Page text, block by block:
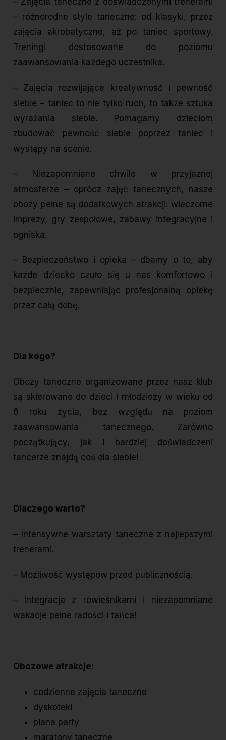
– różnorodne style taneczne: od klasyki, przez
zajęcia akrobatyczne, aż po taniec sportowy.
Treningi dostosowane do poziomu
zaawansowania każdego uczestnika.
– Zajęcia rozwijające kreatywność i pewność
siebie – taniec to nie tylko ruch, to także sztuka
wyrażania siebie. Pomagamy dzieciom
zbudować pewność siebie poprzez taniec i
występy na scenie.
– Niezapomniane chwile w przyjaznej
atmosferze – oprócz zajęć tanecznych, nasze
obozy pełne są dodatkowych atrakcji: wieczorne
imprezy, gry zespołowe, zabawy integracyjne i
ogniska.
– Bezpieczeństwo i opieka – dbamy o to, aby
każde dziecko czuło się u nas komfortowo i
bezpiecznie, zapewniając profesjonalną opiekę
przez całą dobę.
Dla kogo?
Obozy taneczne organizowane przez nasz klub
są skierowane do dzieci i młodzieży w wieku od
6 roku życia, bez względu na poziom
zaawansowania tanecznego. Zarówno
początkujący, jak i bardziej doświadczeni
tancerze znajdą coś dla siebie!
Dlaczego warto?
– Intensywne warsztaty taneczne z najlepszymi
trenerami.
– Możliwość występów przed publicznością.
– Integracja z rówieśnikami i niezapomniane
wakacje pełne radości i tańca!
Obozowe atrakcje:
codzienne zajęcia taneczne
dyskoteki
piana party
maratony taneczne